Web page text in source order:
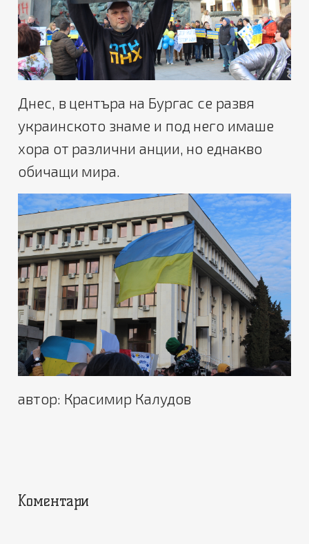
Днес, в центъра на Бургас се развя
украинското знаме и под него имаше
хора от различни анции, но еднакво
обичащи мира.
автор: Красимир Калудов
Коментари